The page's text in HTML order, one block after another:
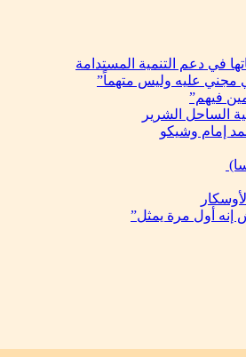
مجني عليه وليس متهماً”
فيهم”
الساحل الشرير
إمام وشيكو
إنه أول مرة يمثل”